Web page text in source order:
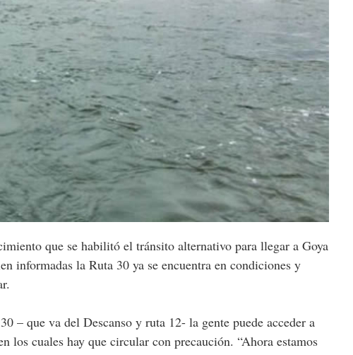
que se habilitó el tránsito alternativo para llegar a Goya
informadas la Ruta 30 ya se encuentra en condiciones y
– que va del Descanso y ruta 12- la gente puede acceder a
los cuales hay que circular con precaución. “Ahora estamos